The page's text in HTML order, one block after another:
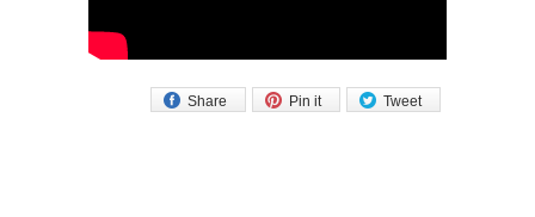
Tweet
Pin it
Share